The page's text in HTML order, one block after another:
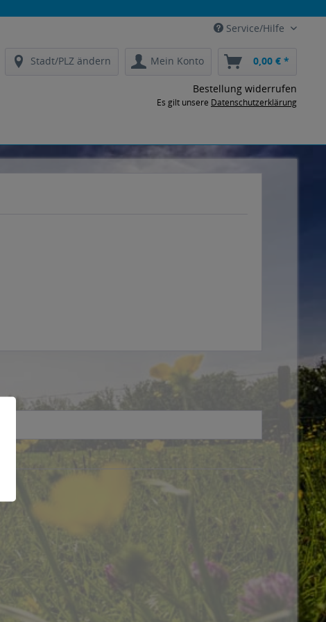
Service/Hilfe
Stadt/PLZ ändern Mein Konto 0,00 € *
Bestellung widerrufen
Es gilt unsere Datenschutzerklärung